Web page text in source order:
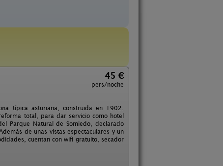
45 €
pers/noche
típica asturiana, construida en 1902.
total, para dar servicio como hotel
Parque Natural de Somiedo, declarado
de unas vistas espectaculares y un
cuentan con wifi gratuito, secador